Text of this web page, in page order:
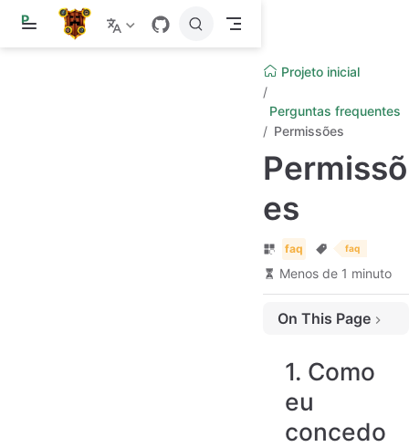
P
l
Projeto inicial
Perguntas frequentes
Permissões
Permissõ
es
faq faq
Menos de 1 minuto
On This Page
1. Como
eu
concedo